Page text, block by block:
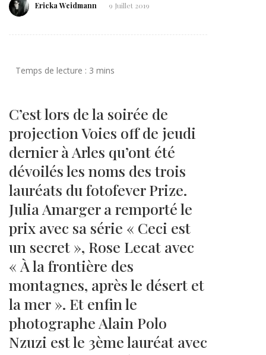
Ericka Weidmann 9 Juillet 2019
C’est lors de la soirée de
projection Voies off de jeudi
dernier à Arles qu’ont été
dévoilés les noms des trois
lauréats du fotofever Prize.
Julia Amarger a remporté le
prix avec sa série « Ceci est
un secret », Rose Lecat avec
« À la frontière des
montagnes, après le désert et
la mer ». Et enfin le
photographe Alain Polo
Nzuzi est le 3ème lauréat avec